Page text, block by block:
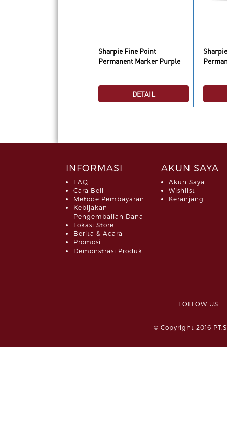
Sharpie Fine Point
Permanent Marker Purple
DETAIL
INFORMASI
FAQ
Cara Beli
Metode Pembayaran
Kebijakan
Pengembalian Dana
Lokasi Store
Berita & Acara
Promosi
Demonstrasi Produk
AKUN SAYA
Akun Saya
Wishlist
Keranjang
FOLLOW
© Copyright 2016